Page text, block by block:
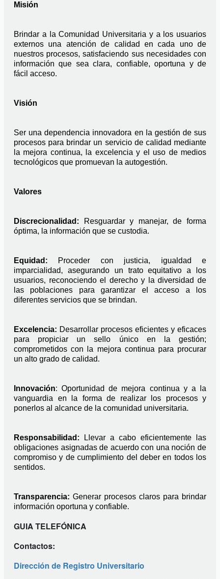
Misión
Brindar a la Comunidad Universitaria y a los usuarios
externos una atención de calidad en cada uno de
nuestros procesos, satisfaciendo sus necesidades con
información que sea clara, confiable, oportuna y de
fácil acceso.
Visión
Ser una dependencia innovadora en la gestión de sus
procesos para brindar un servicio de calidad mediante
la mejora continua, la excelencia y el uso de medios
tecnológicos que promuevan la autogestión.
Valores
Discrecionalidad:
Resguardar y manejar, de forma
óptima, la información que se custodia.
Equidad: Proceder con justicia, igualdad e
imparcialidad, asegurando un trato equitativo a los
usuarios, reconociendo el derecho y la diversidad de
las poblaciones para garantizar el acceso a los
diferentes servicios que se brindan.
Excelencia: Desarrollar procesos eficientes y eficaces
para propiciar un sello único en la gestión;
comprometidos con la mejora continua para procurar
un alto grado de calidad.
Innovación: Oportunidad de mejora continua y a la
vanguardia en la forma de realizar los procesos y
ponerlos al alcance de la comunidad universitaria.
Responsabilidad:
Llevar a cabo eficientemente las
obligaciones asignadas de acuerdo con una noción de
compromiso y de cumplimiento del deber en todos los
sentidos.
Transparencia: Generar procesos claros para brindar
información oportuna y confiable.
GUIA TELEFÓNICA
Contactos:
Dirección de Registro Universitario